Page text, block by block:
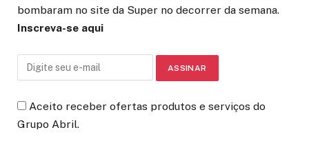
bombaram no site da Super no decorrer da semana.
Inscreva-se aqui
Aceito receber ofertas produtos e serviços do
Grupo Abril.